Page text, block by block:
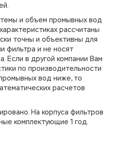
и объем промывных вод
рассчитаны
точны и объективны для
фильтра и не носят
Если в другой компании Вам
по производительности
вод ниже, то
расчетов
На корпуса фильтров
комплектующие 1 год.